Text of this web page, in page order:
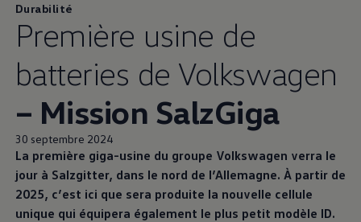
Durabilité
Première usine de
batteries de Volkswagen
– Mission SalzGiga
30 septembre 2024
La première giga-usine du groupe Volkswagen verra le
jour à Salzgitter, dans le nord de l’Allemagne. À partir de
2025, c’est ici que sera produite la nouvelle cellule
unique qui équipera également le plus petit modèle ID.